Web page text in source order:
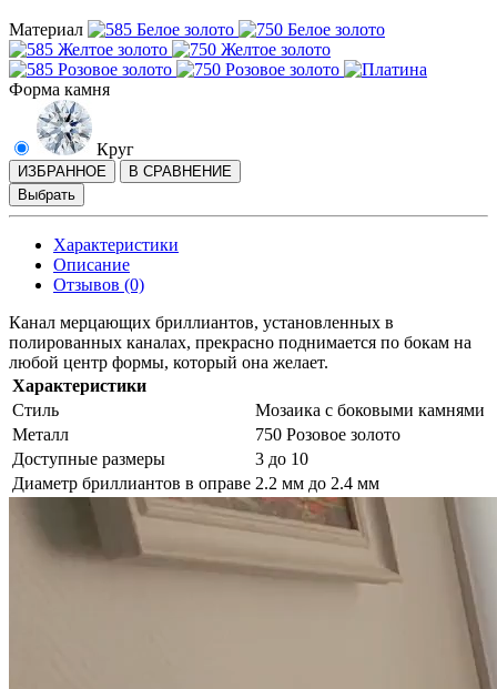
Материал
Форма камня
Круг
ИЗБРАННОЕ
В СРАВНЕНИЕ
Выбрать
Характеристики
Описание
Отзывов (0)
Канал мерцающих бриллиантов, установленных в
полированных каналах, прекрасно поднимается по бокам на
любой центр формы, который она желает.
Характеристики
Стиль
Мозаика с боковыми камнями
Металл
750 Розовое золото
Доступные размеры
3 до 10
Диаметр бриллиантов в оправе 2.2 мм до 2.4 мм